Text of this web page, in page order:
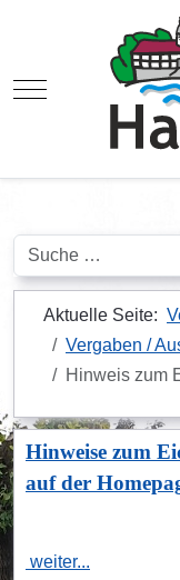
Mobile Menu
Suchen
Aktuelle Seite:
Vergaben /
Hinweis zum
Hinweise zum
auf der
weiter...